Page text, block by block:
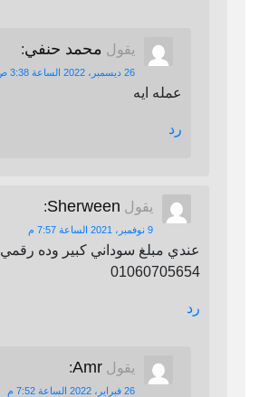
يقول محمد حنفي:
26 ديسمبر، 2022 الساعة 3:38 ص
عمله ايه
رد
يقول Sherween
:
9 نوفمبر، 2021 الساعة 7:57 م
عندي مبلغ سوداني كبير وده رقمي
01060705654
رد
يقول Amr
:
26 فبراير، 2022 الساعة 7:52 م